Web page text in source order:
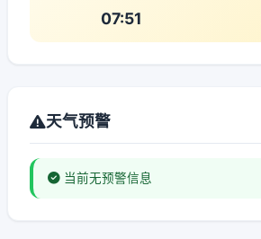
07:51
天气预警
当前无预警信息